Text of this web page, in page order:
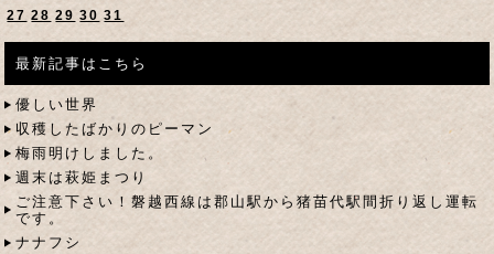
27 28 29 30 31
最新記事はこちら
優しい世界
収穫したばかりのピーマン
梅雨明けしました。
週末は萩姫まつり
ご注意下さい！磐越西線は郡山駅から猪苗代駅間折り返し運転
です。
ナナフシ